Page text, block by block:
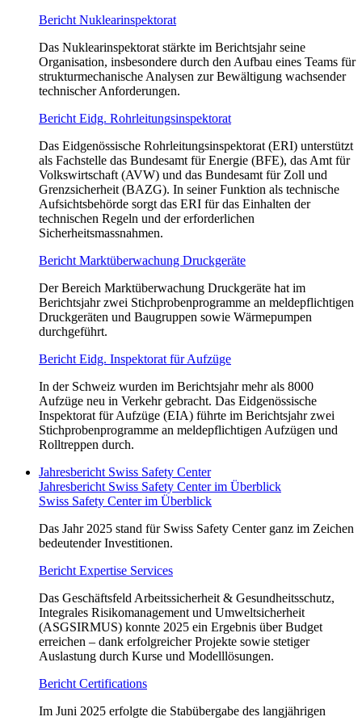
Bericht Nuklearinspektorat
Das Nuklearinspektorat stärkte im Berichtsjahr seine
Organisation, insbesondere durch den Aufbau eines Teams für
strukturmechanische Analysen zur Bewältigung wachsender
technischer Anforderungen.
Bericht Eidg. Rohrleitungsinspektorat
Das Eidgenössische Rohrleitungsinspektorat (ERI) unterstützt
als Fachstelle das Bundesamt für Energie (BFE), das Amt für
Volkswirtschaft (AVW) und das Bundesamt für Zoll und
Grenzsicherheit (BAZG). In seiner Funktion als technische
Aufsichtsbehörde sorgt das ERI für das Einhalten der
technischen Regeln und der erforderlichen
Sicherheitsmassnahmen.
Bericht Marktüberwachung Druckgeräte
Der Bereich Marktüberwachung Druckgeräte hat im
Berichtsjahr zwei Stichprobenprogramme an meldepflichtigen
Druckgeräten und Baugruppen sowie Wärmepumpen
durchgeführt.
Bericht Eidg. Inspektorat für Aufzüge
In der Schweiz wurden im Berichtsjahr mehr als 8000
Aufzüge neu in Verkehr gebracht. Das Eidgenössische
Inspektorat für Aufzüge (EIA) führte im Berichtsjahr zwei
Stichprobenprogramme an meldepflichtigen Aufzügen und
Rolltreppen durch.
Jahresbericht Swiss Safety Center
Jahresbericht Swiss Safety Center im Überblick
Swiss Safety Center im Überblick
Das Jahr 2025 stand für Swiss Safety Center ganz im Zeichen
bedeutender Investitionen.
Bericht Expertise Services
Das Geschäftsfeld Arbeitssicherheit & Gesundheitsschutz,
Integrales Risikomanagement und Umweltsicherheit
(ASGSIRMUS) konnte 2025 ein Ergebnis über Budget
erreichen – dank erfolgreicher Projekte sowie stetiger
Auslastung durch Kurse und Modelllösungen.
Bericht Certifications
Im Juni 2025 erfolgte die Stabübergabe des langjährigen